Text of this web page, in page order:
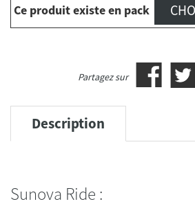
Ce produit existe en pack
Partagez sur
Description
Sunova Ride :